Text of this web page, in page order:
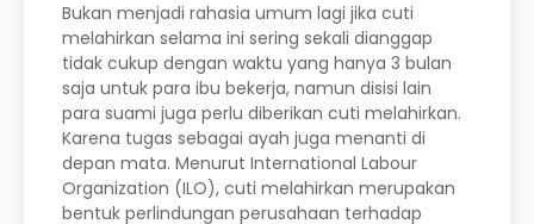
Bukan menjadi rahasia umum lagi jika cuti
melahirkan selama ini sering sekali dianggap
tidak cukup dengan waktu yang hanya 3 bulan
saja untuk para ibu bekerja, namun disisi lain
para suami juga perlu diberikan cuti melahirkan.
Karena tugas sebagai ayah juga menanti di
depan mata. Menurut International Labour
Organization (ILO), cuti melahirkan merupakan
bentuk perlindungan perusahaan terhadap